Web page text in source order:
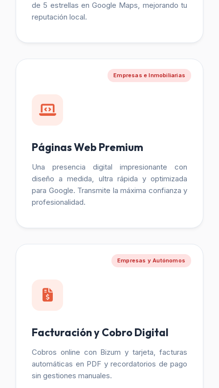
de 5 estrellas en Google Maps, mejorando tu
reputación local.
Empresas e Inmobiliarias
Páginas Web Premium
Una presencia digital impresionante con
diseño a medida, ultra rápida y optimizada
para Google. Transmite la máxima confianza y
profesionalidad.
Empresas y Autónomos
Facturación y Cobro Digital
Cobros online con Bizum y tarjeta, facturas
automáticas en PDF y recordatorios de pago
sin gestiones manuales.